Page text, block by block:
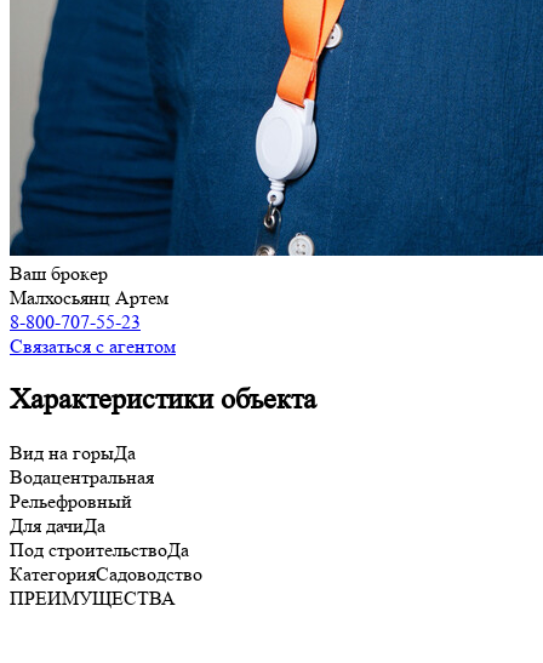
Ваш брокер
Малхосьянц Артем
8-800-707-55-23
Связаться с агентом
Характеристики объекта
Вид на горыДа
Водацентральная
Рельефровный
Для дачиДа
Под строительствоДа
КатегорияСадоводство
ПРЕИМУЩЕСТВА